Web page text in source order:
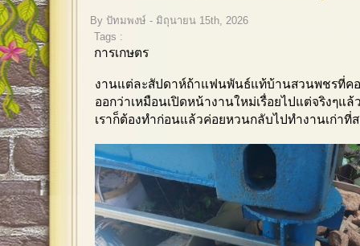
By ปัทมพงษ์ - มิถุนายน 15th, 2026
Tags :
การเกษตร
งานแต่ละสัปดาห์ถ้าแฟนพันธ์แท้บ้านสวนพชรที่ค
ออกว่าเหมือนเปิดหน้างานใหม่เรื่อยไปแต่จริงๆแ
เราก็ต้องทำก่อนแล้วค่อยหวนกลับไปทำงานเก่าที่